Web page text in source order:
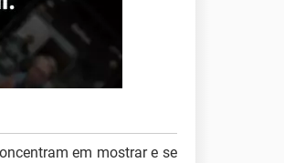
em mostrar e se